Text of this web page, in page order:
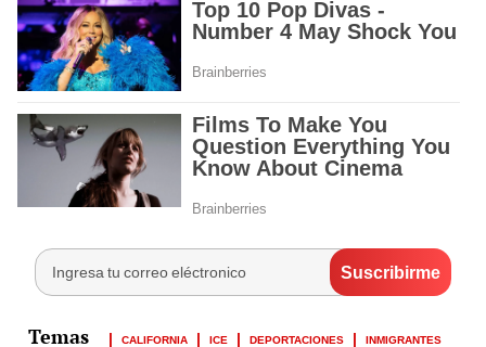
CALIFORNIA ICE DEPORTACIONES INMIGRANTES